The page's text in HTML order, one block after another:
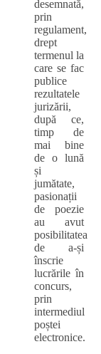
desemnată,
prin
regulament,
drept
termenul la
care se fac
publice
rezultatele
jurizării,
după ce,
timp de
mai bine
de o lună
și
jumătate,
pasionații
de poezie
au avut
posibilitatea
de a-și
înscrie
lucrările în
concurs,
prin
intermediul
poștei
electronice.